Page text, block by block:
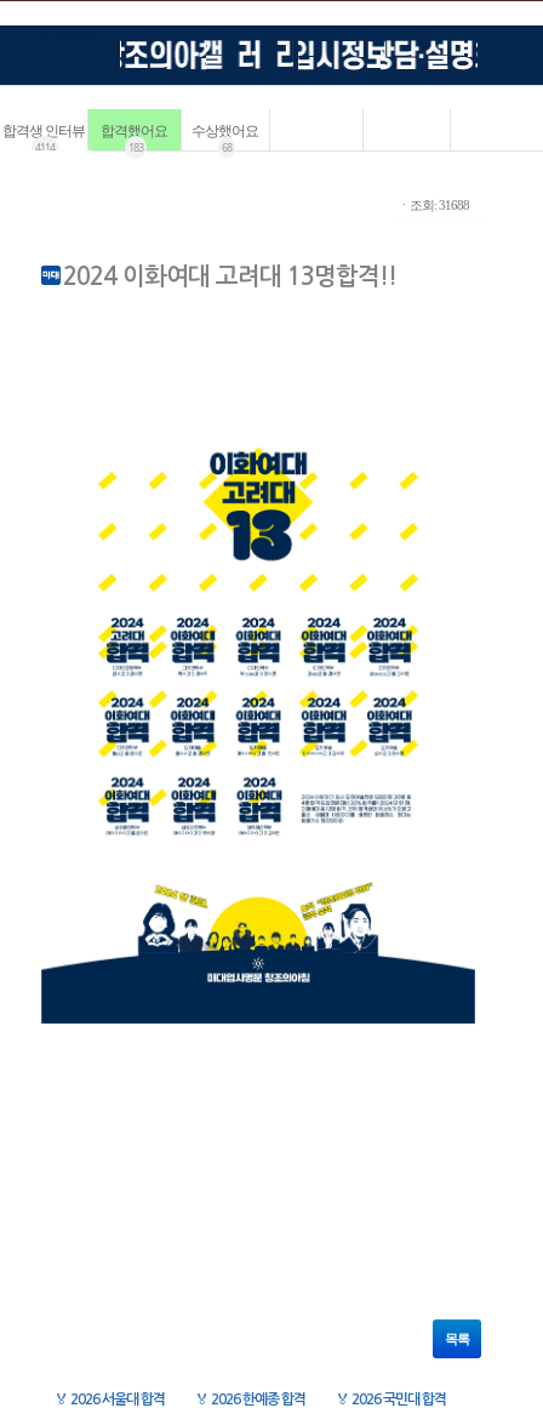
합격생 인터뷰
4114
합격했어요
183
수상했어요
68
ㆍ조회: 31688
2024 이화여대 고려대 13명합격!!
목록
🏅 2026 서울대 합격 🏅 2026 한예종 합격 🏅 2026 국민대 합격